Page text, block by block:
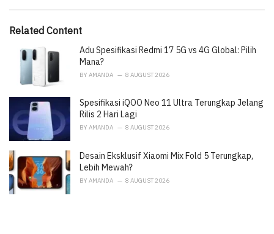
iRelated Content
Adu Spesifikasi Redmi 17 5G vs 4G Global: Pilih
Mana?
BY AMANDA 8 AUGUST 2026
Spesifikasi iQOO Neo 11 Ultra Terungkap Jelang
Rilis 2 Hari Lagi
BY AMANDA 8 AUGUST 2026
Desain Eksklusif Xiaomi Mix Fold 5 Terungkap,
Lebih Mewah?
BY AMANDA 8 AUGUST 2026